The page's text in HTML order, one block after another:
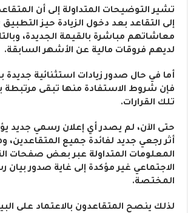
تشير التوضيحات المتداولة إلى أن
إلى التقاعد بعد دخول الزيادة حيز
معاشاتهم مباشرة بالقيمة الجديدة،
لديهم فروقات مالية عن الأشهر السابقة.
أما في حال صدور زيادات استثنائية جديدة
فإن شروط الاستفادة منها تبقى مرتبطة
تلك القرارات.
حتى الآن، لم يصدر أي إعلان رسمي جديد
أثر رجعي جديد لفائدة جميع المتقاعدين،
المعلومات المتداولة عبر بعض صفحات
الاجتماعي غير مؤكدة إلى غاية صدور
المختصة.
لذلك ينصح المتقاعدون بالاعتماد على